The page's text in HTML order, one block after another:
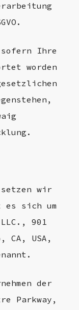
Ihre
worden
wir
es sich um
901
CA, USA,
der
Parkway,